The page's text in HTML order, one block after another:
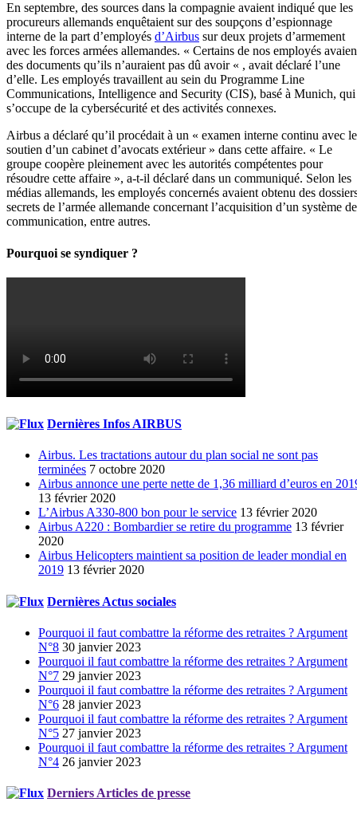
En septembre, des sources dans la compagnie avaient indiqué que les
procureurs allemands enquêtaient sur des soupçons d’espionnage
interne de la part d’employés d’Airbus sur deux projets d’armement
avec les forces armées allemandes. « Certains de nos employés
des documents qu’ils n’auraient pas dû avoir « , avait déclaré l’une
d’elle. Les employés travaillent au sein du Programme Line
Communications, Intelligence and Security (CIS), basé à Munich, qui
s’occupe de la cybersécurité et des activités connexes.
Airbus a déclaré qu’il procédait à un « examen interne continu avec le
soutien d’un cabinet d’avocats extérieur » dans cette affaire. « Le
groupe coopère pleinement avec les autorités compétentes pour
résoudre cette affaire », a-t-il déclaré dans un communiqué. Selon les
médias allemands, les employés concernés avaient obtenu des
secrets de l’armée allemande concernant l’acquisition d’un système de
communication, entre autres.
Pourquoi se syndiquer ?
Dernières Infos AIRBUS
Airbus. Les tractations autour du plan social ne sont pas
terminées 7 octobre 2020
Airbus annonce une perte nette de 1,36 milliard d’euros en
13 février 2020
L’Airbus A330-800 bon pour le service 13 février 2020
Airbus A220 : Bombardier se retire du programme 13 février
2020
Airbus Helicopters maintient sa position de leader mondial en
2019 13 février 2020
Dernières Actus sociales
Pourquoi il faut combattre la réforme des retraites ? Argument
N°8 30 janvier 2023
Pourquoi il faut combattre la réforme des retraites ? Argument
N°7 29 janvier 2023
Pourquoi il faut combattre la réforme des retraites ? Argument
N°6 28 janvier 2023
Pourquoi il faut combattre la réforme des retraites ? Argument
N°5 27 janvier 2023
Pourquoi il faut combattre la réforme des retraites ? Argument
N°4 26 janvier 2023
Derniers Articles de presse